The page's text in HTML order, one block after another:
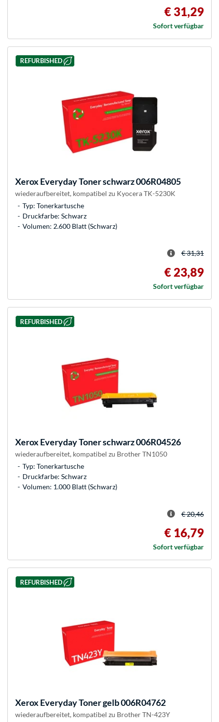
€ 31,29
Sofort verfügbar
REFURBISHED
XeroxEveryday Toner schwarz 006R04805
wiederaufbereitet, kompatibel zu Kyocera TK-5230K
Typ: Tonerkartusche
Druckfarbe: Schwarz
Volumen: 2.600 Blatt (Schwarz)
€ 31,31
€ 23,89
Sofort verfügbar
REFURBISHED
XeroxEveryday Toner schwarz 006R04526
wiederaufbereitet, kompatibel zu Brother TN1050
Typ: Tonerkartusche
Druckfarbe: Schwarz
Volumen: 1.000 Blatt (Schwarz)
€ 20,46
€ 16,79
Sofort verfügbar
REFURBISHED
XeroxEveryday Toner gelb 006R04762
wiederaufbereitet, kompatibel zu Brother TN-423Y